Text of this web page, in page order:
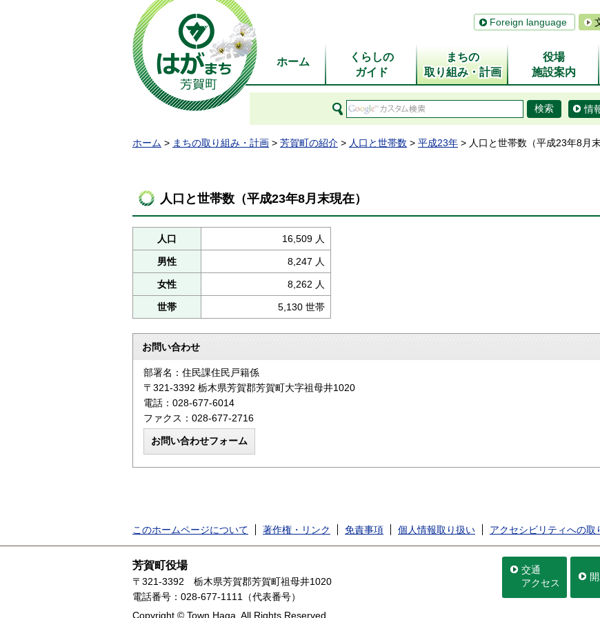
Foreign language
ホーム
くらしの
ガイド
まちの
取り組み・計画
役場
施設案内
情
ホーム > まちの取り組み・計画 > 芳賀町の紹介 > 人口と世帯数 > 平成23年 > 人口と世帯数（平成23年8月末
人口と世帯数（平成23年8月末現在）
人口 16,509 人
男性 8,247 人
女性 8,262 人
世帯 5,130 世帯
お問い合わせ
部署名：住民課住民戸籍係
〒321-3392 栃木県芳賀郡芳賀町大字祖母井1020
電話：028-677-6014
ファクス：028-677-2716
このホームページについて 著作権・リンク 免責事項 個人情報取り扱い アクセシビリティへの取
芳賀町役場
〒321-3392
栃木県芳賀郡芳賀町祖母井1020
電話番号：028-677-1111（代表番号）
交通
アクセス
Copyright © Town Haga. All Rights Reserved.